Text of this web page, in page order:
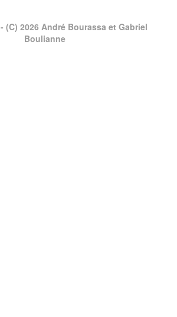
- (C) 2026 André Bourassa et Gabriel
Boulianne